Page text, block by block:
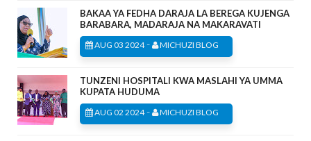
BAKAA YA FEDHA DARAJA LA BEREGA KUJENGA
BARABARA, MADARAJA NA MAKARAVATI
AUG 03 2024- MICHUZI BLOG
TUNZENI HOSPITALI KWA MASLAHI YA UMMA
KUPATA HUDUMA
AUG 02 2024- MICHUZI BLOG